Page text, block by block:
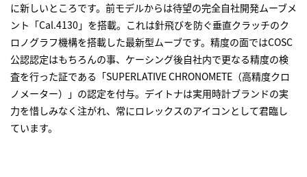
に新しいところです。前モデルからは待望の完全自社開発ムーブメ
ント「Cal.4130」を搭載。これは針飛びを防ぐ垂直クラッチのク
ロノグラフ機構を搭載した最新型ムーブです。精度の面ではCOSC
公認認定はもちろんの事、ケーシング後自社内で更なる精度の検
査を行った証である「SUPERLATIVE CHRONOMETE（高精度クロ
ノメーター）」の認定を付与。デイトナは実用時計ブランドの実
力を惜しみなく注がれ、常にロレックスのアイコンとして君臨し
ています。